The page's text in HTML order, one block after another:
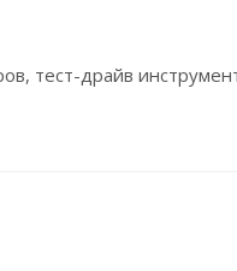
тест-драйв